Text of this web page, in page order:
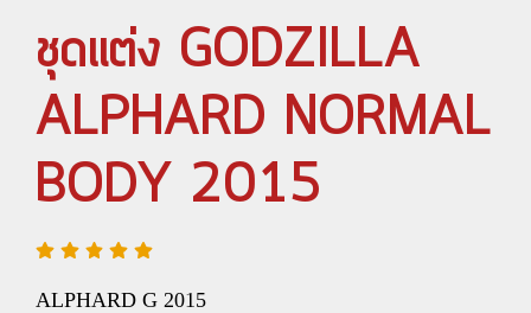
ชุดแต่ง GODZILLA
ALPHARD NORMAL
BODY 2015
ALPHARD G 2015